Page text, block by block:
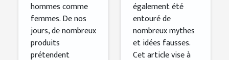
hommes comme
femmes. De nos
jours, de nombreux
produits
prétendent
également été
entouré de
nombreux mythes
et idées fausses.
Cet article vise à